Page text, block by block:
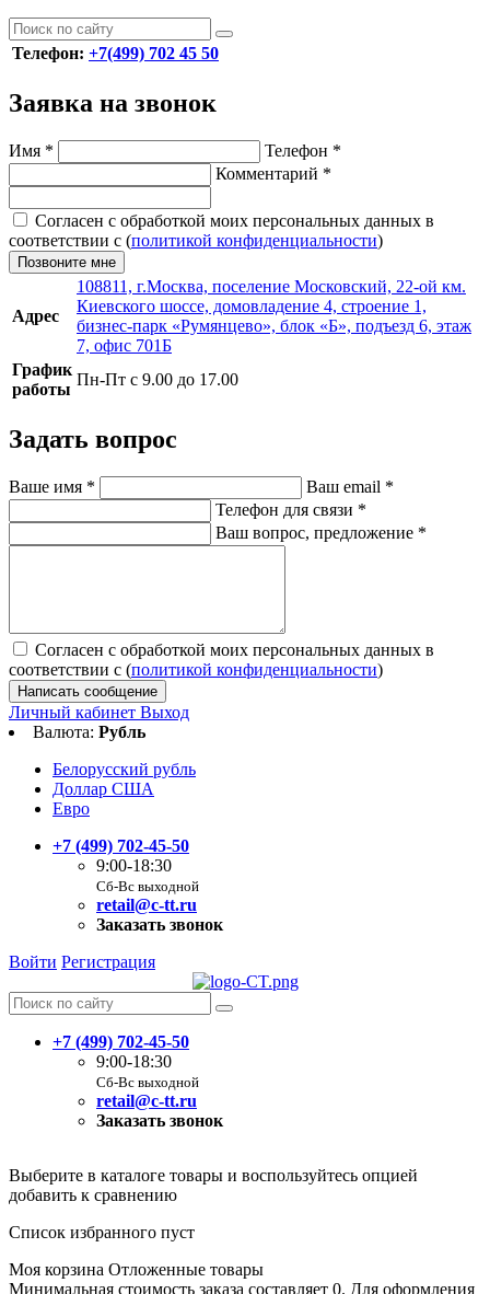
Телефон: +7(499) 702 45 50
Заявка на звонок
Имя * Телефон *
Комментарий *
Согласен с обработкой моих персональных данных в
соответствии с (политикой конфиденциальности)
Позвоните мне
Адрес
108811, г.Москва, поселение Московский, 22-ой км.
Киевского шоссе, домовладение 4, строение 1,
бизнес-парк «Румянцево», блок «Б», подъезд 6, этаж
7, офис 701Б
График
работы
Пн-Пт с 9.00 до 17.00
Задать вопрос
Ваше имя * Ваш email *
Телефон для связи *
Ваш вопрос, предложение *
Согласен с обработкой моих персональных данных в
соответствии с (политикой конфиденциальности)
Написать сообщение
Личный кабинет Выход
Валюта: Рубль
Белорусский рубль
Доллар США
Евро
+7 (499) 702-45-50
9:00-18:30
Сб-Вс выходной
retail@c-tt.ru
Заказать звонок
Войти Регистрация
+7 (499) 702-45-50
9:00-18:30
Сб-Вс выходной
retail@c-tt.ru
Заказать звонок
Выберите в каталоге товары и воспользуйтесь опцией
добавить к сравнению
Список избранного пуст
Моя корзина Отложенные товары
Минимальная стоимость заказа составляет 0. Для оформления